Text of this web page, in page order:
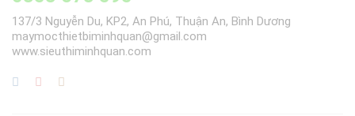
137/3 Nguyễn Du, KP2, An Phú, Thuận An, Bình Dương
maymocthietbiminhquan@gmail.com
www.sieuthiminhquan.com